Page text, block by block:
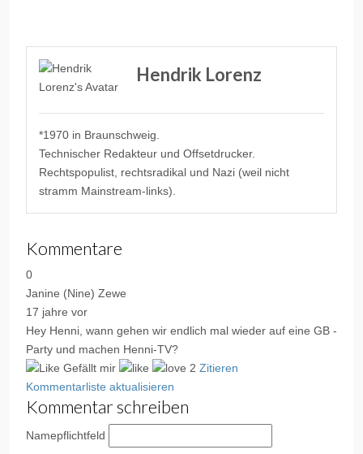
Hendrik Lorenz
*1970 in Braunschweig.
Technischer Redakteur und Offsetdrucker.
Rechtspopulist, rechtsradikal und Nazi (weil nicht
stramm Mainstream-links).
Kommentare
0
Janine (Nine) Zewe
17 jahre vor
Hey Henni, wann gehen wir endlich mal wieder auf eine GB -
Party und machen Henni-TV?
Gefällt mir
2 Zitieren
Kommentarliste aktualisieren
Kommentar schreiben
Namepflichtfeld